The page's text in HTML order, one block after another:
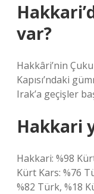
var?
Hakkâri’nin
Kapısı’ndaki
Irak’a geçişler
Hakkari
Hakkari: %98
Kürt Kars: %76
%82 Türk, %18